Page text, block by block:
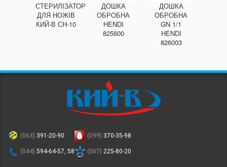
СТЕРИЛІЗАТОР
ДЛЯ НОЖІВ
КИЙ-В СН-10
ДОШКА
ОБРОБНА
HENDI
825600
ДОШКА
ОБРОБНА
GN 1/1
HENDI
826003
(063) 391-20-90
(044) 594-64-57, 58
(099) 370-35-98
(067) 225-80-20